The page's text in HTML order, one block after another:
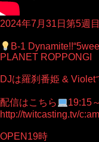
2024年7月31日第5週
B-1
PLANET ROPPONGI
DJは羅刹番姫 & Violet
配信はこちら
19:15～
http://twitcasting.tv/
OPEN19時